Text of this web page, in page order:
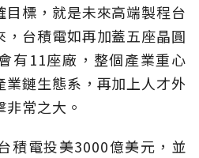
標，就是未來高端製程台
台積電如再加蓋五座晶圓
有11座廠，整個產業重心
業鏈生態系，再加上人才外
常之大。
積電投美3000億美元，並